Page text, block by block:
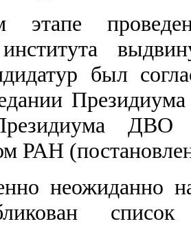
этапе
был
РАН
неожиданно